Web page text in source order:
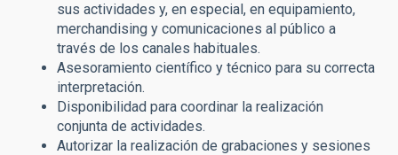
sus actividades y, en especial, en equipamiento,
merchandising y comunicaciones al público a
través de los canales habituales.
Asesoramiento científico y técnico para su correcta
interpretación.
Disponibilidad para coordinar la realización
conjunta de actividades.
Autorizar la realización de grabaciones y sesiones